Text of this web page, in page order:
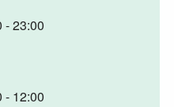
- 23:00
- 12:00